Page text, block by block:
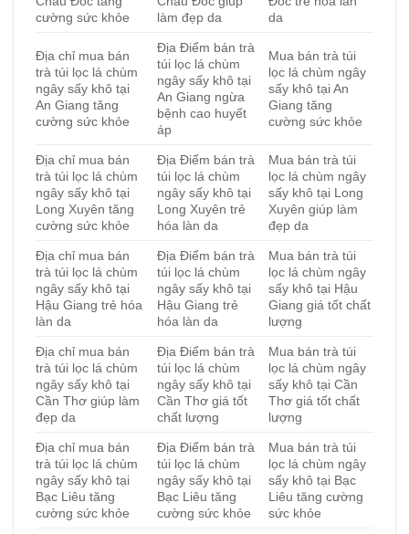
cường sức khỏe
làm đẹp da
da
Địa chỉ mua bán
trà túi lọc lá chùm
ngây sấy khô tại
An Giang tăng
cường sức khỏe
Địa Điểm bán trà
túi lọc lá chùm
ngây sấy khô tại
An Giang ngừa
bệnh cao huyết
áp
Mua bán trà túi
lọc lá chùm ngây
sấy khô tại An
Giang tăng
cường sức khỏe
Địa chỉ mua bán
trà túi lọc lá chùm
ngây sấy khô tại
Long Xuyên tăng
cường sức khỏe
Địa Điểm bán trà
túi lọc lá chùm
ngây sấy khô tại
Long Xuyên trẻ
hóa làn da
Mua bán trà túi
lọc lá chùm ngây
sấy khô tại Long
Xuyên giúp làm
đẹp da
Địa chỉ mua bán
trà túi lọc lá chùm
ngây sấy khô tại
Hậu Giang trẻ hóa
làn da
Địa Điểm bán trà
túi lọc lá chùm
ngây sấy khô tại
Hậu Giang trẻ
hóa làn da
Mua bán trà túi
lọc lá chùm ngây
sấy khô tại Hậu
Giang giá tốt chất
lượng
Địa chỉ mua bán
trà túi lọc lá chùm
ngây sấy khô tại
Cần Thơ giúp làm
đẹp da
Địa Điểm bán trà
túi lọc lá chùm
ngây sấy khô tại
Cần Thơ giá tốt
chất lượng
Mua bán trà túi
lọc lá chùm ngây
sấy khô tại Cần
Thơ giá tốt chất
lượng
Địa chỉ mua bán
trà túi lọc lá chùm
ngây sấy khô tại
Bạc Liêu tăng
cường sức khỏe
Địa Điểm bán trà
túi lọc lá chùm
ngây sấy khô tại
Bạc Liêu tăng
cường sức khỏe
Mua bán trà túi
lọc lá chùm ngây
sấy khô tại Bạc
Liêu tăng cường
sức khỏe